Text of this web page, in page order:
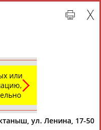
или
ул. Ленина, 17-50